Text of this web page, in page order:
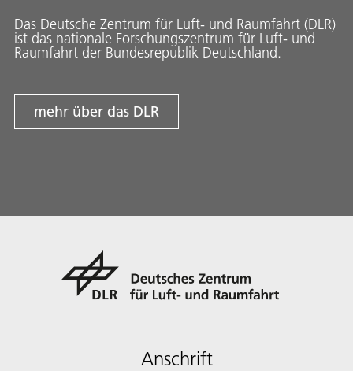
Das Deutsche Zentrum für Luft- und Raumfahrt (DLR)
ist das nationale Forschungszentrum für Luft- und
Raumfahrt der Bundesrepublik Deutschland.
mehr über das DLR
Anschrift